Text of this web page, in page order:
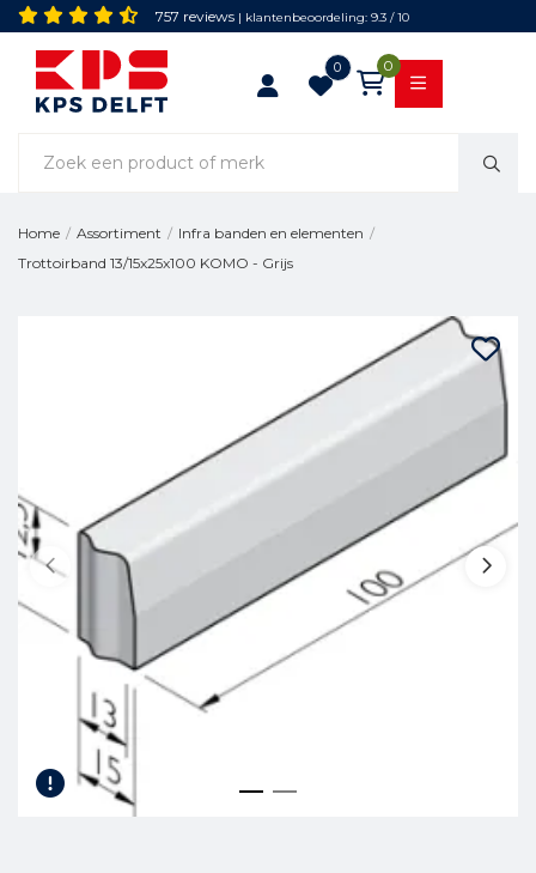
757 reviews | klantenbeoordeling: 9.3 / 10
0 0
Home / Assortiment / Infra banden en elementen /
Trottoirband 13/15x25x100 KOMO - Grijs